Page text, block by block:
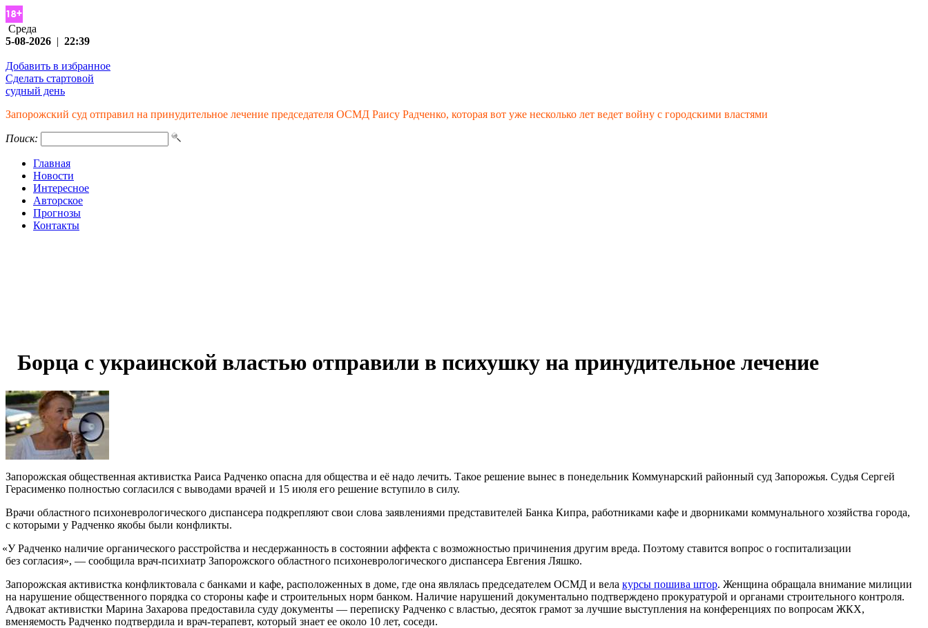
Среда
5-08-2026 | 22:39
Добавить в избранное
Сделать стартовой
судный день
Запорожский суд отправил на принудительное лечение председателя ОСМД Раису Радченко, которая вот уже несколько лет ведет войну с городскими властями
Поиск:
Главная
Новости
Интересное
Авторское
Прогнозы
Контакты
Борца с украинской властью отправили в психушку на принудительное лечение
Запорожская общественная активистка Раиса Радченко опасна для общества и её надо лечить. Такое решение вынес в понедельник Коммунарский районный суд Запорожья. Судья Сергей
Герасименко полностью согласился с выводами врачей и 15 июля его решение вступило в силу.
Врачи областного психоневрологического диспансера подкрепляют свои слова заявлениями представителей Банка Кипра, работниками кафе и дворниками коммунального хозяйства города,
с которыми у Радченко якобы были конфликты.
«У Радченко наличие органического расстройства и несдержанность в состоянии аффекта с возможностью причинения другим вреда. Поэтому ставится вопрос о госпитализации
без согласия», — сообщила врач-психиатр Запорожского областного психоневрологического диспансера Евгения Ляшко.
Запорожская активистка конфликтовала с банками и кафе, расположенных в доме, где она являлась председателем ОСМД и вела курсы пошива штор. Женщина обращала внимание милиции
на нарушение общественного порядка со стороны кафе и строительных норм банком. Наличие нарушений документально подтверждено прокуратурой и органами строительного контроля.
Адвокат активистки Марина Захарова предоставила суду документы — переписку Радченко с властью, десяток грамот за лучшие выступления на конференциях по вопросам ЖКХ,
вменяемость Радченко подтвердила и врач-терапевт, который знает ее около 10 лет, соседи.